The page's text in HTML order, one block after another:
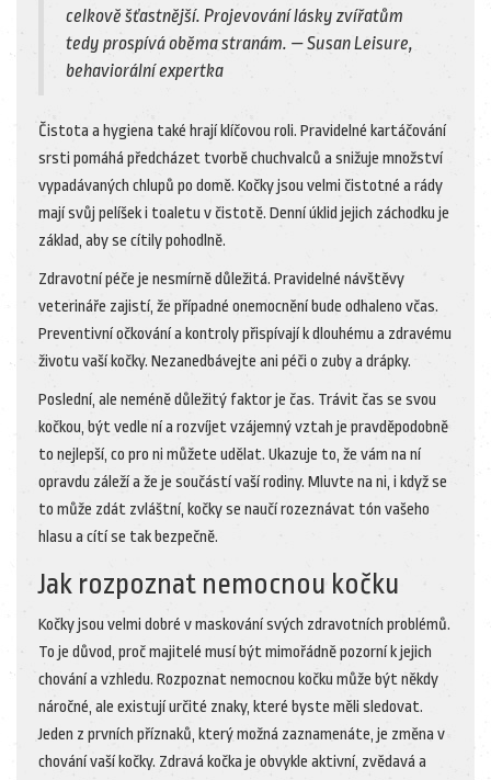
celkově šťastnější. Projevování lásky zvířatům
tedy prospívá oběma stranám. — Susan Leisure,
behaviorální expertka
Čistota a hygiena také hrají klíčovou roli. Pravidelné kartáčování
srsti pomáhá předcházet tvorbě chuchvalců a snižuje množství
vypadávaných chlupů po domě. Kočky jsou velmi čistotné a rády
mají svůj pelíšek i toaletu v čistotě. Denní úklid jejich záchodku je
základ, aby se cítily pohodlně.
Zdravotní péče je nesmírně důležitá. Pravidelné návštěvy
veterináře zajistí, že případné onemocnění bude odhaleno včas.
Preventivní očkování a kontroly přispívají k dlouhému a zdravému
životu vaší kočky. Nezanedbávejte ani péči o zuby a drápky.
Poslední, ale neméně důležitý faktor je čas. Trávit čas se svou
kočkou, být vedle ní a rozvíjet vzájemný vztah je pravděpodobně
to nejlepší, co pro ni můžete udělat. Ukazuje to, že vám na ní
opravdu záleží a že je součástí vaší rodiny. Mluvte na ni, i když se
to může zdát zvláštní, kočky se naučí rozeznávat tón vašeho
hlasu a cítí se tak bezpečně.
Jak rozpoznat nemocnou kočku
Kočky jsou velmi dobré v maskování svých zdravotních problémů.
To je důvod, proč majitelé musí být mimořádně pozorní k jejich
chování a vzhledu. Rozpoznat nemocnou kočku může být někdy
náročné, ale existují určité znaky, které byste měli sledovat.
Jeden z prvních příznaků, který možná zaznamenáte, je změna v
chování vaší kočky. Zdravá kočka je obvykle aktivní, zvědavá a